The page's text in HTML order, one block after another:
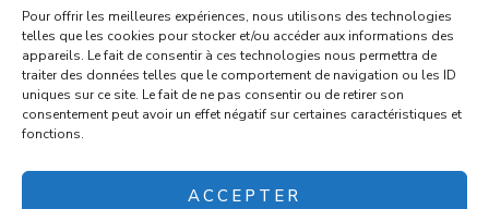
Pour offrir les meilleures expériences, nous utilisons des technologies
telles que les cookies pour stocker et/ou accéder aux informations des
appareils. Le fait de consentir à ces technologies nous permettra de
traiter des données telles que le comportement de navigation ou les ID
uniques sur ce site. Le fait de ne pas consentir ou de retirer son
consentement peut avoir un effet négatif sur certaines caractéristiques et
fonctions.
ACCEPTER
CONTACTS
05 63 35 77 08
coloriditalia@orange.fr
17 rue d'Empare, Castres, 81100